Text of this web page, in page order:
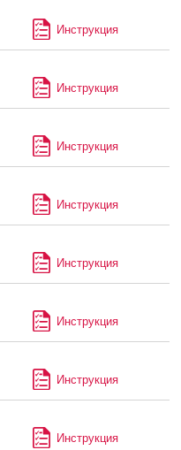
Инструкция
Инструкция
Инструкция
Инструкция
Инструкция
Инструкция
Инструкция
Инструкция